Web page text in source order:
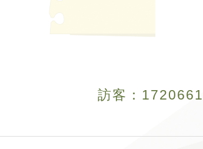
訪客： 1720661